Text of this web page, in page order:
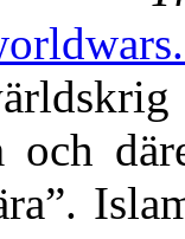
och